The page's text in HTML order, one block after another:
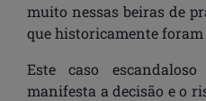
muito nessas beiras de
que historicamente foram
Este caso
manifesta a decisão e o